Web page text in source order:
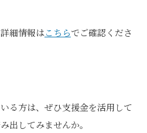
細情報はこちらでご確認くださ
る方は、ぜひ支援金を活用して
出してみませんか。